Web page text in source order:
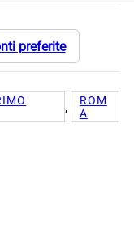
preferite
,
ROM
A